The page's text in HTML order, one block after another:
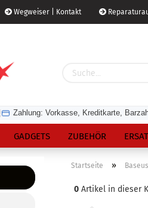
Wegweiser | Kontakt
Zahlung: Vorkasse, Kreditkarte,
GADGETS ZUBEHÖR
Startseite »
0 Artikel in dieser